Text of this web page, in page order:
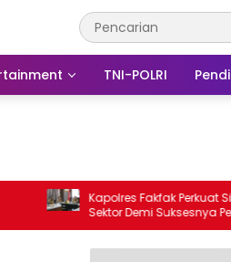
TNI-POLRI
Kapolres Fakfak Perkuat Sinergi
Sektor Demi Suksesnya Peringatan
Tahun Masuknya Islam